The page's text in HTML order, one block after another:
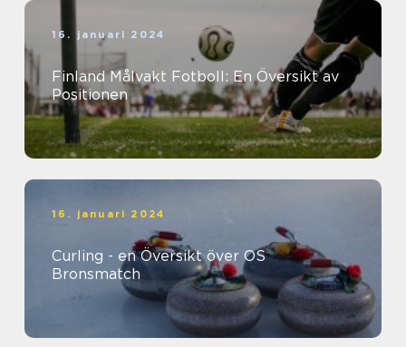
16. januari 2024
Finland Målvakt Fotboll: En Översikt av
Positionen
16. januari 2024
Curling - en Översikt över OS
Bronsmatch